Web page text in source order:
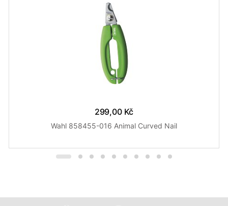
299,00 Kč
Wahl 858455-016 Animal Curved Nail